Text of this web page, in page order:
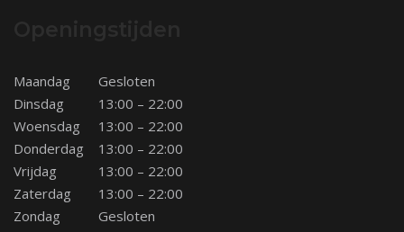
Maandag
Gesloten
Dinsdag
13:00 – 22:00
Woensdag
13:00 – 22:00
Donderdag
13:00 – 22:00
Vrijdag
13:00 – 22:00
Zaterdag
13:00 – 22:00
Zondag
Gesloten